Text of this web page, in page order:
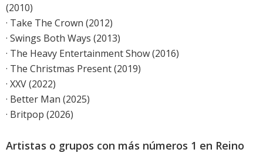
(2010)
· Take The Crown (2012)
· Swings Both Ways (2013)
· The Heavy Entertainment Show (2016)
· The Christmas Present (2019)
· XXV (2022)
· Better Man (2025)
· Britpop (2026)
Artistas o grupos con más números 1 en Reino